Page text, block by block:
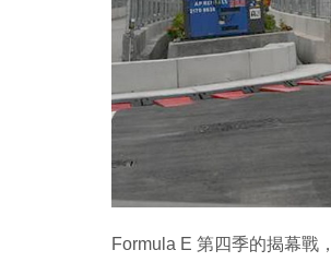
Formula E 第四季的揭幕戰
Link